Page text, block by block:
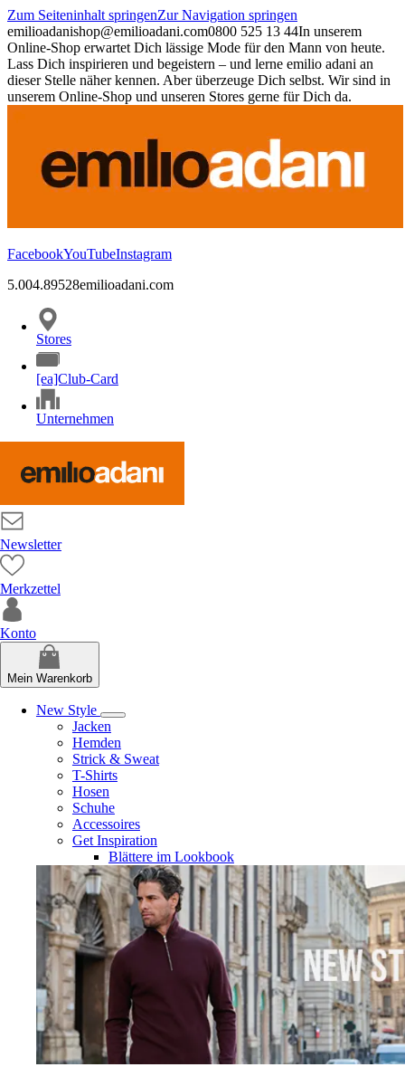
Zum Seiteninhalt springenZur Navigation springen
emilioadanishop@emilioadani.com0800 525 13 44In unserem
Online-Shop erwartet Dich lässige Mode für den Mann von heute.
Lass Dich inspirieren und begeistern – und lerne emilio adani an
dieser Stelle näher kennen. Aber überzeuge Dich selbst. Wir sind in
unserem Online-Shop und unseren Stores gerne für Dich da.
FacebookYouTubeInstagram
5.004.89528emilioadani.com
Stores
[ea]Club-Card
Unternehmen
Newsletter
Merkzettel
Konto
Mein Warenkorb
New Style
Jacken
Hemden
Strick & Sweat
T-Shirts
Hosen
Schuhe
Accessoires
Get Inspiration
Blättere im Lookbook